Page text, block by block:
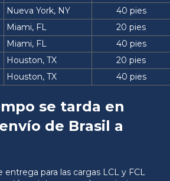
Nueva York, NY
40 pies
Miami, FL
20 pies
Miami, FL
40 pies
Houston, TX
20 pies
Houston, TX 40 pies
se tarda en
de Brasil a
para las cargas LCL y FCL